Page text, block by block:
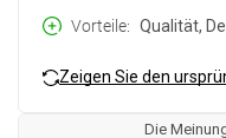
Vorteile
Qualität,
Zeigen Sie den
Die